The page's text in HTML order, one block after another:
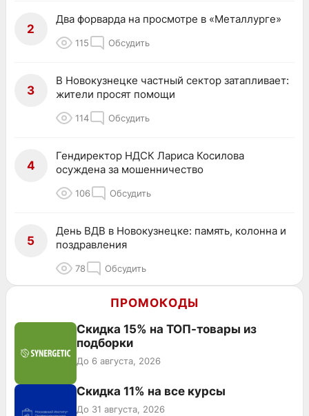
2
Два форварда на просмотре в «Металлурге»
115 Обсудить
3
В Новокузнецке частный сектор затапливает:
жители просят помощи
114 Обсудить
4
Гендиректор НДСК Лариса Косилова
осуждена за мошенничество
106 Обсудить
5
День ВДВ в Новокузнецке: память, колонна и
поздравления
78 Обсудить
ПРОМОКОДЫ
Скидка 15% на ТОП-товары из
подборки
До 6 августа, 2026
Скидка 11% на все курсы
До 31 августа, 2026